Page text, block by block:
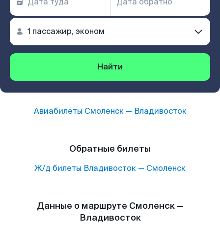
Найти
Авиабилеты Смоленск— Владивосток
Обратные билеты
Ж/д билеты Владивосток — Смоленск
Данные о маршруте Смоленск —
Владивосток